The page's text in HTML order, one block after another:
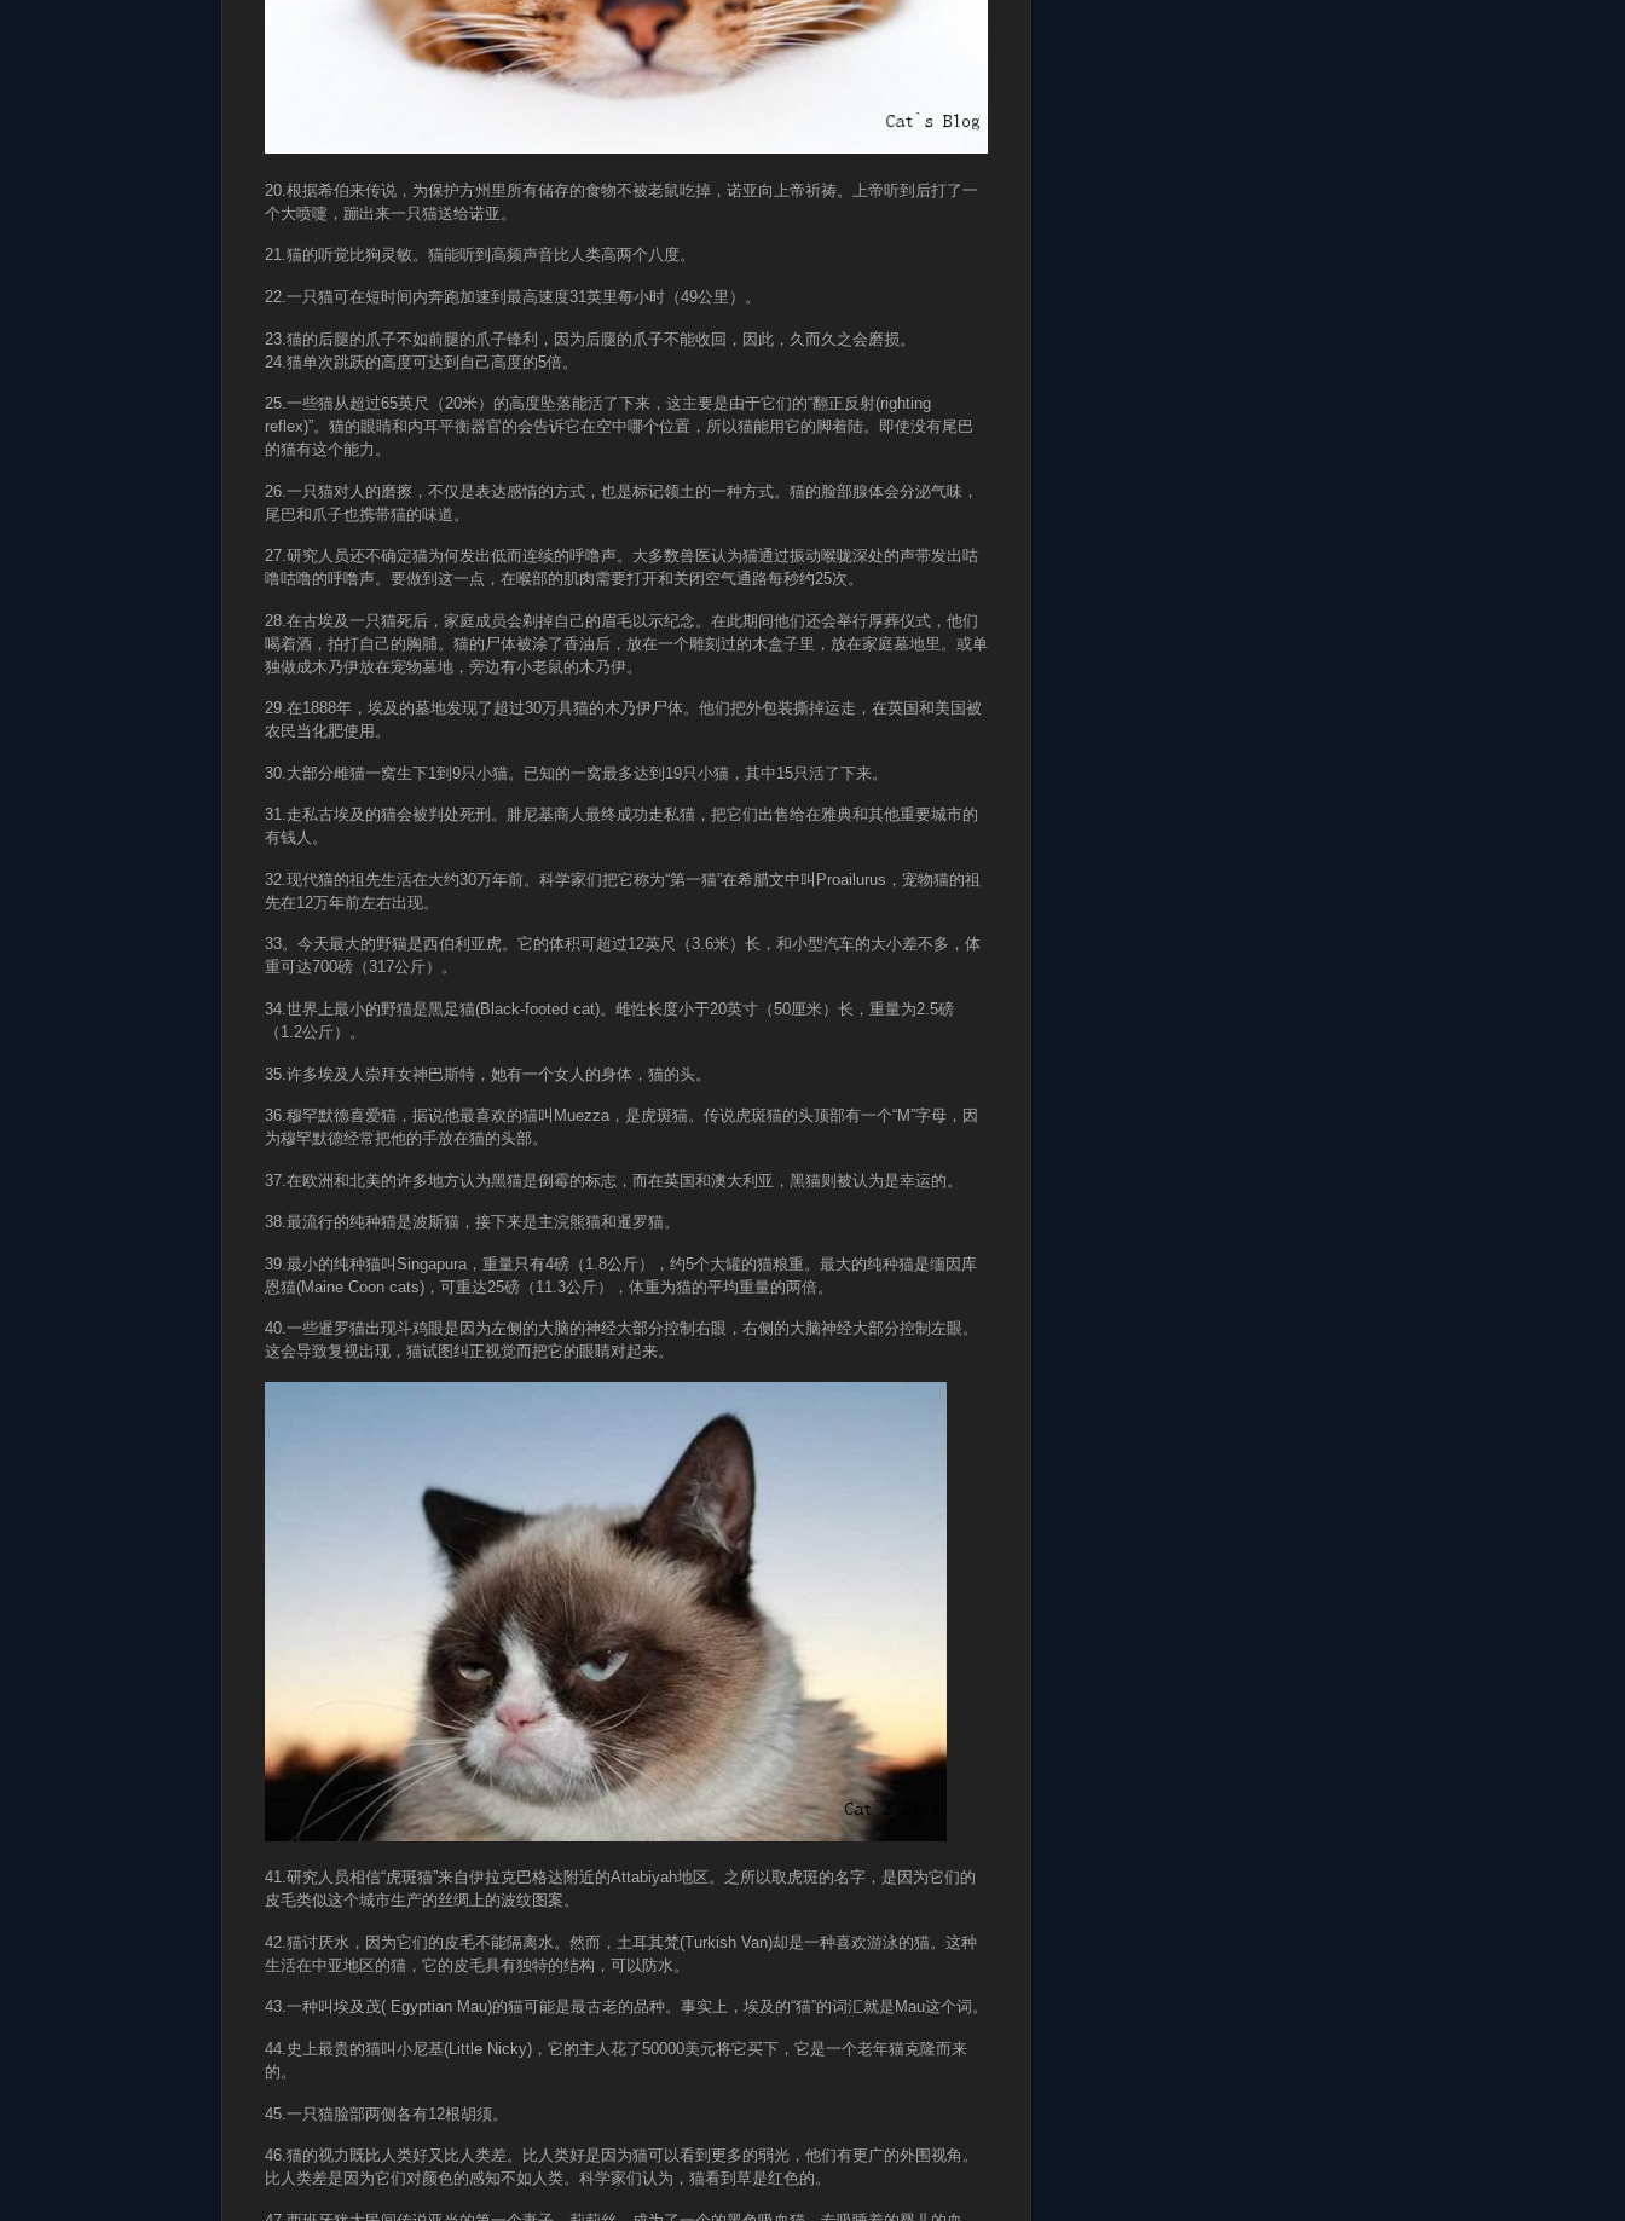
20.根据希伯来传说，为保护方州里所有储存的食物不被老鼠吃掉，诺亚向上帝祈祷。上帝听到后打了一
个大喷嚏，蹦出来一只猫送给诺亚。
21.猫的听觉比狗灵敏。猫能听到高频声音比人类高两个八度。
22.一只猫可在短时间内奔跑加速到最高速度31英里每小时（49公里）。
23.猫的后腿的爪子不如前腿的爪子锋利，因为后腿的爪子不能收回，因此，久而久之会磨损。
24.猫单次跳跃的高度可达到自己高度的5倍。
25.一些猫从超过65英尺（20米）的高度坠落能活了下来，这主要是由于它们的“翻正反射(righting
reflex)”。猫的眼睛和内耳平衡器官的会告诉它在空中哪个位置，所以猫能用它的脚着陆。即使没有尾巴
的猫有这个能力。
26.一只猫对人的磨擦，不仅是表达感情的方式，也是标记领土的一种方式。猫的脸部腺体会分泌气味，
尾巴和爪子也携带猫的味道。
27.研究人员还不确定猫为何发出低而连续的呼噜声。大多数兽医认为猫通过振动喉咙深处的声带发出咕
噜咕噜的呼噜声。要做到这一点，在喉部的肌肉需要打开和关闭空气通路每秒约25次。
28.在古埃及一只猫死后，家庭成员会剃掉自己的眉毛以示纪念。在此期间他们还会举行厚葬仪式，他们
喝着酒，拍打自己的胸脯。猫的尸体被涂了香油后，放在一个雕刻过的木盒子里，放在家庭墓地里。或单
独做成木乃伊放在宠物墓地，旁边有小老鼠的木乃伊。
29.在1888年，埃及的墓地发现了超过30万具猫的木乃伊尸体。他们把外包装撕掉运走，在英国和美国被
农民当化肥使用。
30.大部分雌猫一窝生下1到9只小猫。已知的一窝最多达到19只小猫，其中15只活了下来。
31.走私古埃及的猫会被判处死刑。腓尼基商人最终成功走私猫，把它们出售给在雅典和其他重要城市的
有钱人。
32.现代猫的祖先生活在大约30万年前。科学家们把它称为“第一猫”在希腊文中叫Proailurus，宠物猫的祖
先在12万年前左右出现。
33。今天最大的野猫是西伯利亚虎。它的体积可超过12英尺（3.6米）长，和小型汽车的大小差不多，体
重可达700磅（317公斤）。
34.世界上最小的野猫是黑足猫(Black-footed cat)。雌性长度小于20英寸（50厘米）长，重量为2.5磅
（1.2公斤）。
35.许多埃及人崇拜女神巴斯特，她有一个女人的身体，猫的头。
36.穆罕默德喜爱猫，据说他最喜欢的猫叫Muezza，是虎斑猫。传说虎斑猫的头顶部有一个“M”字母，因
为穆罕默德经常把他的手放在猫的头部。
37.在欧洲和北美的许多地方认为黑猫是倒霉的标志，而在英国和澳大利亚，黑猫则被认为是幸运的。
38.最流行的纯种猫是波斯猫，接下来是主浣熊猫和暹罗猫。
39.最小的纯种猫叫Singapura，重量只有4磅（1.8公斤），约5个大罐的猫粮重。最大的纯种猫是缅因库
恩猫(Maine Coon cats)，可重达25磅（11.3公斤），体重为猫的平均重量的两倍。
40.一些暹罗猫出现斗鸡眼是因为左侧的大脑的神经大部分控制右眼，右侧的大脑神经大部分控制左眼。
这会导致复视出现，猫试图纠正视觉而把它的眼睛对起来。
41.研究人员相信“虎斑猫”来自伊拉克巴格达附近的Attabiyah地区。之所以取虎斑的名字，是因为它们的
皮毛类似这个城市生产的丝绸上的波纹图案。
42.猫讨厌水，因为它们的皮毛不能隔离水。然而，土耳其梵(Turkish Van)却是一种喜欢游泳的猫。这种
生活在中亚地区的猫，它的皮毛具有独特的结构，可以防水。
43.一种叫埃及茂( Egyptian Mau)的猫可能是最古老的品种。事实上，埃及的“猫”的词汇就是Mau这个词。
44.史上最贵的猫叫小尼基(Little Nicky)，它的主人花了50000美元将它买下，它是一个老年猫克隆而来
的。
45.一只猫脸部两侧各有12根胡须。
46.猫的视力既比人类好又比人类差。比人类好是因为猫可以看到更多的弱光，他们有更广的外围视角。
比人类差是因为它们对颜色的感知不如人类。科学家们认为，猫看到草是红色的。